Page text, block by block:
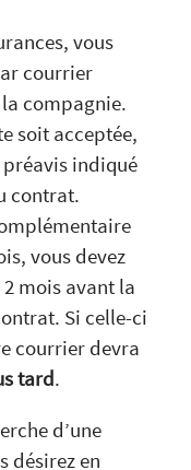
vous
courrier
compagnie.
soit acceptée,
indiqué
contrat.
vous devez
mois avant la
Si celle-ci
courrier devra
tard.
d’une
désirez en